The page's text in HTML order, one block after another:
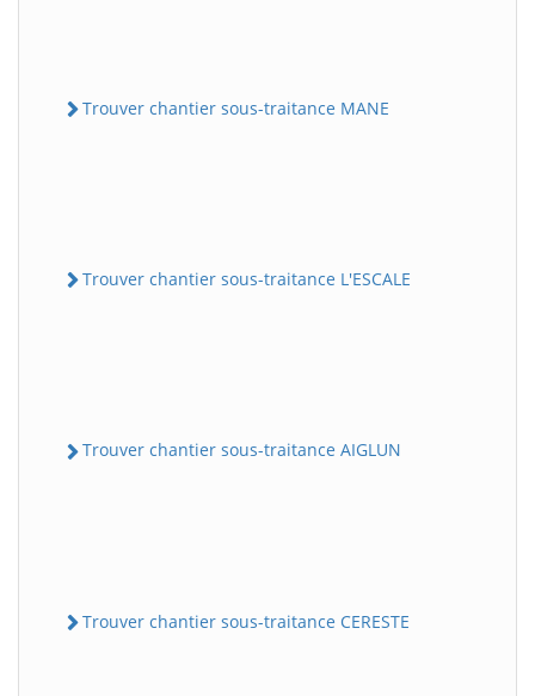
Trouver chantier sous-traitance MANE
Trouver chantier sous-traitance L'ESCALE
Trouver chantier sous-traitance AIGLUN
Trouver chantier sous-traitance CERESTE